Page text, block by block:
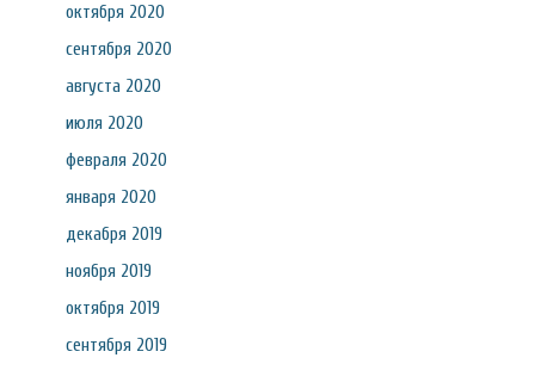
октября 2020
сентября 2020
августа 2020
июля 2020
февраля 2020
января 2020
декабря 2019
ноября 2019
октября 2019
сентября 2019